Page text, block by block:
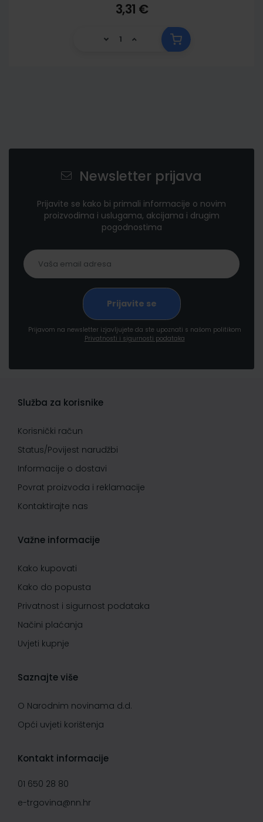
3,31 €
Newsletter prijava
Prijavite se kako bi primali informacije o novim
proizvodima i uslugama, akcijama i drugim
pogodnostima
Prijavom na newsletter izjavljujete da ste upoznati s našom politikom
Privatnosti i sigurnosti podataka
Služba za korisnike
Korisnički račun
Status/Povijest narudžbi
Informacije o dostavi
Povrat proizvoda i reklamacije
Kontaktirajte nas
Važne informacije
Kako kupovati
Kako do popusta
Privatnost i sigurnost podataka
Načini plaćanja
Uvjeti kupnje
Saznajte više
O Narodnim novinama d.d.
Opći uvjeti korištenja
Kontakt informacije
01 650 28 80
e-trgovina@nn.hr